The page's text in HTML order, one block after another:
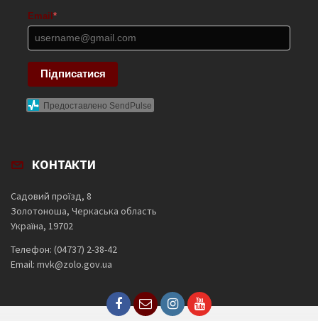
Email*
Підписатися
Предоставлено SendPulse
КОНТАКТИ
Садовий проїзд, 8
Золотоноша, Черкаська область
Україна, 19702
Телефон: (04737) 2-38-42
Email: mvk@zolo.gov.ua